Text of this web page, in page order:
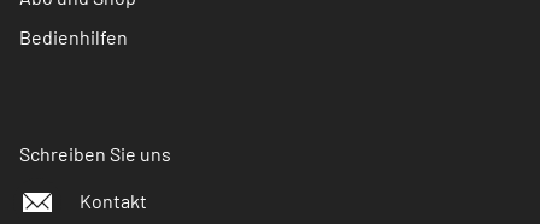
Bedienhilfen
Schreiben Sie uns
Kontakt